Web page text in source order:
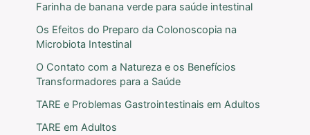
Farinha de banana verde para saúde intestinal
Os Efeitos do Preparo da Colonoscopia na
Microbiota Intestinal
O Contato com a Natureza e os Benefícios
Transformadores para a Saúde
TARE e Problemas Gastrointestinais em Adultos
TARE em Adultos